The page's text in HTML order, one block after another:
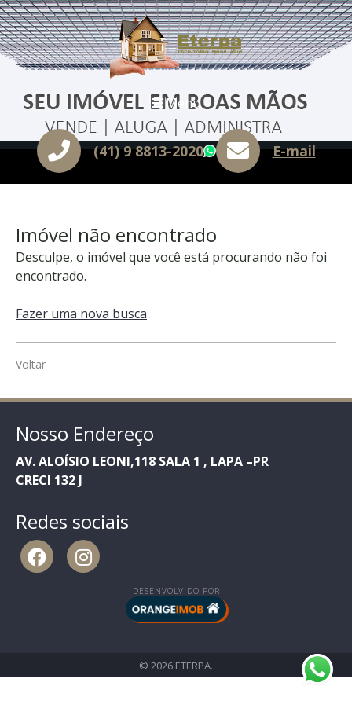
Menu
(41) 9 8813-2020 WhatsApp
E-mail
Imóvel não encontrado
Desculpe, o imóvel que você está procurando não foi
encontrado.
Fazer uma nova busca
Voltar
Nosso Endereço
AV. ALOÍSIO LEONI,118 SALA 1 , LAPA –PR
CRECI 132 J
Redes sociais
DESENVOLVIDO POR
© 2026 ETERPA.